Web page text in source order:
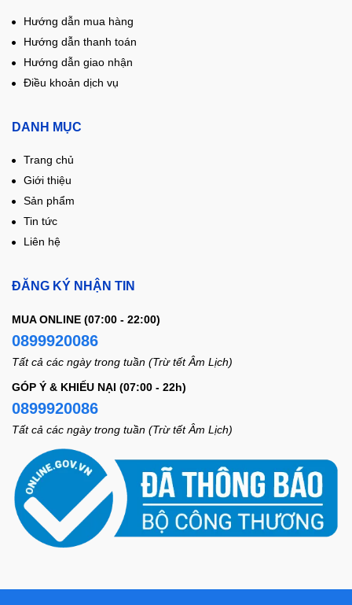
Hướng dẫn mua hàng
Hướng dẫn thanh toán
Hướng dẫn giao nhận
Điều khoản dịch vụ
DANH MỤC
Trang chủ
Giới thiệu
Sản phẩm
Tin tức
Liên hệ
ĐĂNG KÝ NHẬN TIN
MUA ONLINE (07:00 - 22:00)
0899920086
Tất cả các ngày trong tuần (Trừ tết Âm Lịch)
GÓP Ý & KHIẾU NẠI (07:00 - 22h)
0899920086
Tất cả các ngày trong tuần (Trừ tết Âm Lịch)